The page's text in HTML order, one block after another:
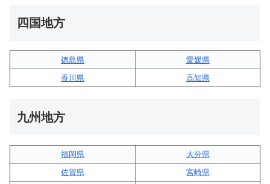
四国地方
徳島県
愛媛県
香川県
高知県
九州地方
福岡県
大分県
佐賀県
宮崎県